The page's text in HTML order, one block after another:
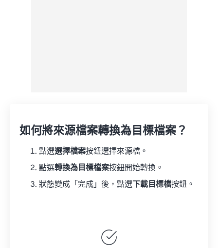
如何將來源檔案轉換為目標檔案？
點選選擇檔案按鈕選擇來源檔。
點選轉換為目標檔案按鈕開始轉換。
狀態變成「完成」後，點選 下載目標檔按鈕。